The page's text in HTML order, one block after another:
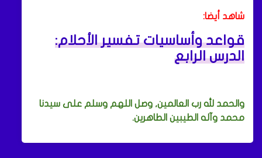
شاهد أيضا:
قواعد وأساسيات تفسير الأحلام:
الدرس الرابع
والحمد لله رب العالمين, وصل اللهم وسلم على سيدنا
محمد وآله الطيبين الطاهرين.